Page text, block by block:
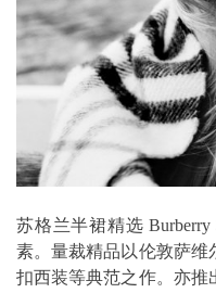
苏格兰半裙精选
素。量裁精品以伦敦萨维
扣西装等典范之作。亦推